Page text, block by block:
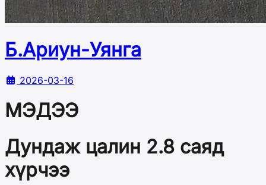
Б.Ариун-Уянга
2026-03-16
МЭДЭЭ
Дундаж цалин 2.8 саяд
хүрчээ